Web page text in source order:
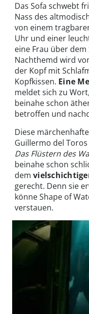
Das Sofa schwebt
Nass des
von einem
Uhr und einer
eine Frau über dem
Nachthemd wird
der Kopf mit
Kopfkissen. Eine
meldet sich zu
beinahe schon
betroffen und
Diese
Guillermo del
Das Flüstern des
beinahe schon
dem
gerecht. Denn sie
könne Shape of
verstauen.